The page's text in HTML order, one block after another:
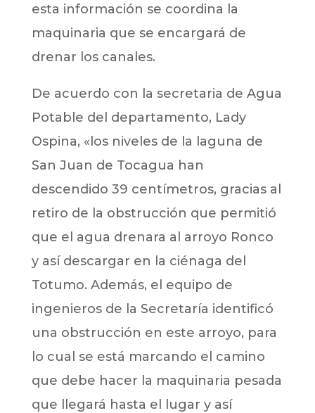
esta información se coordina la
maquinaria que se encargará de
drenar los canales.
De acuerdo con la secretaria de Agua
Potable del departamento, Lady
Ospina, «los niveles de la laguna de
San Juan de Tocagua han
descendido 39 centímetros, gracias al
retiro de la obstrucción que permitió
que el agua drenara al arroyo Ronco
y así descargar en la ciénaga del
Totumo. Además, el equipo de
ingenieros de la Secretaría identificó
una obstrucción en este arroyo, para
lo cual se está marcando el camino
que debe hacer la maquinaria pesada
que llegará hasta el lugar y así